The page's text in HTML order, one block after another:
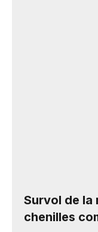
Survol de la
chenilles